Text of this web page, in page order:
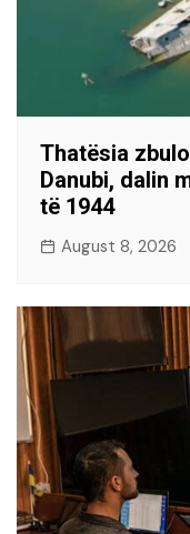
Thatësia
Danubi, dalin
të 1944
August 8, 2026